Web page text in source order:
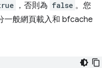
，否則為 false 。您
一般網頁載入和 bfcache